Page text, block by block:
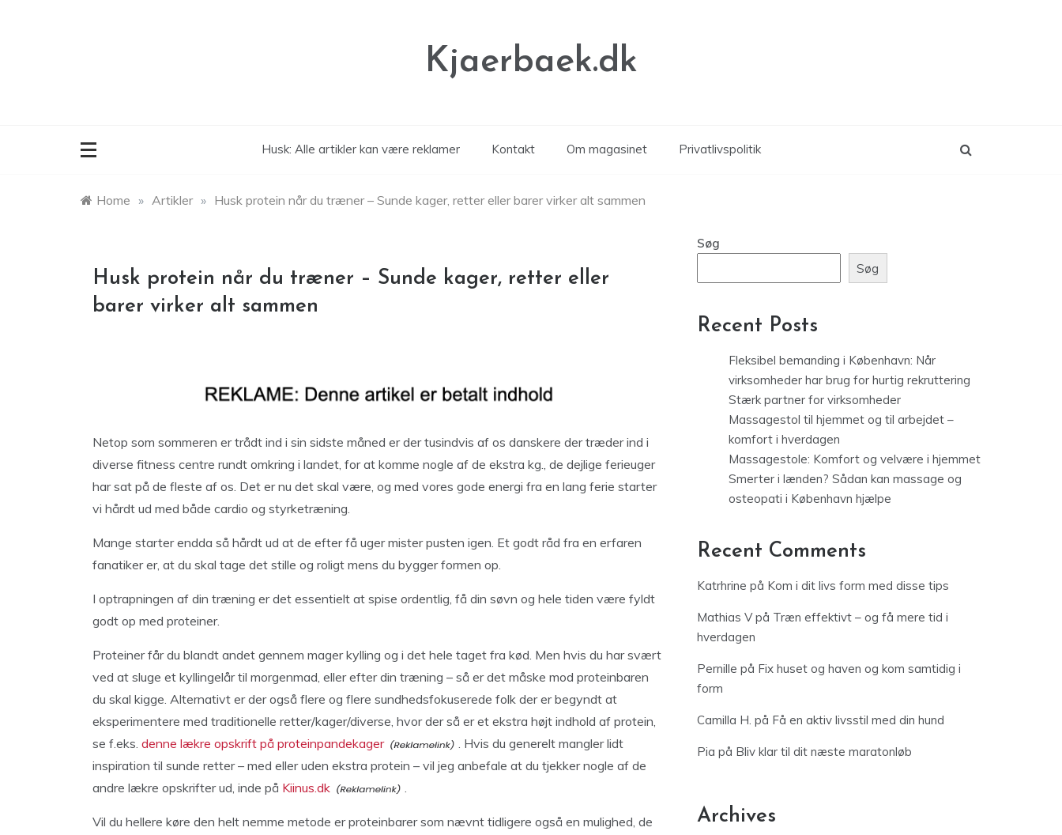
Kjaerbaek.dk
Husk: Alle artikler kan være reklamer Kontakt Om magasinet Privatlivspolitik
Home » Artikler » Husk protein når du træner – Sunde kager, retter eller barer virker alt sammen
Husk protein når du træner – Sunde kager, retter eller
barer virker alt sammen
Netop som sommeren er trådt ind i sin sidste måned er der tusindvis af os danskere der træder ind i
diverse fitness centre rundt omkring i landet, for at komme nogle af de ekstra kg., de dejlige ferieuger
har sat på de fleste af os. Det er nu det skal være, og med vores gode energi fra en lang ferie starter
vi hårdt ud med både cardio og styrketræning.
Mange starter endda så hårdt ud at de efter få uger mister pusten igen. Et godt råd fra en erfaren
fanatiker er, at du skal tage det stille og roligt mens du bygger formen op.
I optrapningen af din træning er det essentielt at spise ordentlig, få din søvn og hele tiden være fyldt
godt op med proteiner.
Proteiner får du blandt andet gennem mager kylling og i det hele taget fra kød. Men hvis du har svært
ved at sluge et kyllingelår til morgenmad, eller efter din træning – så er det måske mod proteinbaren
du skal kigge. Alternativt er der også flere og flere sundhedsfokuserede folk der er begyndt at
eksperimentere med traditionelle retter/kager/diverse, hvor der så er et ekstra højt indhold af protein,
se f.eks. denne lækre opskrift på proteinpandekager
. Hvis du generelt mangler lidt
inspiration til sunde retter – med eller uden ekstra protein – vil jeg anbefale at du tjekker nogle af de
andre lækre opskrifter ud, inde på Kiinus.dk .
Vil du hellere køre den helt nemme metode er proteinbarer som nævnt tidligere også en mulighed, de
Søg
Søg
Recent Posts
Fleksibel bemanding i København: Når
virksomheder har brug for hurtig rekruttering
Stærk partner for virksomheder
Massagestol til hjemmet og til arbejdet –
komfort i hverdagen
Massagestole: Komfort og velvære i hjemmet
Smerter i lænden? Sådan kan massage og
osteopati i København hjælpe
Recent Comments
Katrhrine på Kom i dit livs form med disse tips
Mathias Vpå Træn effektivt – og få mere tid i
hverdagen
Pernille på Fix huset og haven og kom samtidig i
form
Camilla H. på Få en aktiv livsstil med din hund
Pia på Bliv klar til dit næste maratonløb
Archives